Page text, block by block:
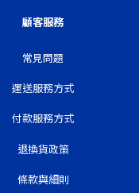
顧客服務
常見問題
運送服務方式
付款服務方式
退換貨政策
條款與細則